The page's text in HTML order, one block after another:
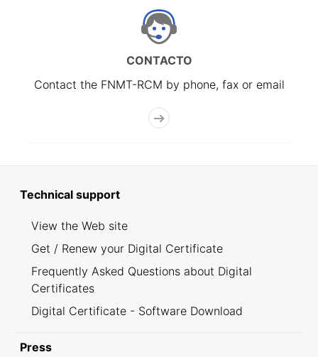
CONTACTO
Contact the FNMT-RCM by phone, fax or email
Technical support
View the Web site
Get / Renew your Digital Certificate
Frequently Asked Questions about Digital
Certificates
Digital Certificate - Software Download
Press